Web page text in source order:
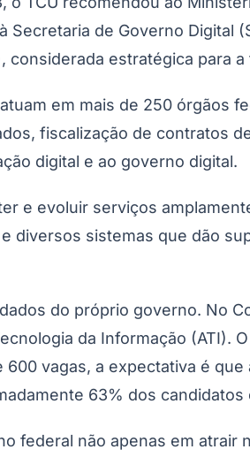
Secretaria de Governo
considerada estratégica para
em mais de 250
fiscalização de contratos
digital e ao governo digital.
e evoluir serviços
diversos sistemas que dão
do próprio governo. No
da Informação
vagas, a expectativa é
63% dos candidatos
federal não apenas em